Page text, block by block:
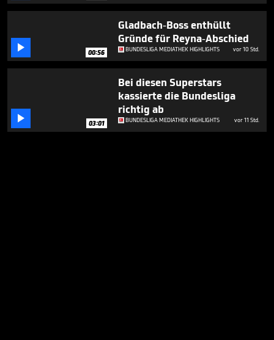
 00:56
Gladbach-Boss enthüllt
Gründe für Reyna-Abschied
BUNDESLIGA MEDIATHEK HIGHLIGHTS vor 10 Std.
 03:01
Bei diesen Superstars
kassierte die Bundesliga
richtig ab
BUNDESLIGA MEDIATHEK HIGHLIGHTS vor 11 Std.